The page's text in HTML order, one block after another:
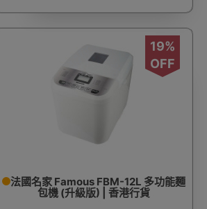
19%
OFF
法國名家 Famous FBM-12L 多功能麵
包機 (升級版) | 香港行貨